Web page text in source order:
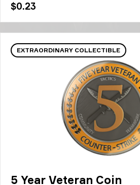
$0.23
EXTRAORDINARY COLLECTIBLE
5 Year Veteran Coin